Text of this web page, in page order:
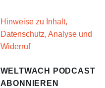
Hinweise zu Inhalt,
Datenschutz, Analyse und
Widerruf
WELTWACH PODCAST
ABONNIEREN